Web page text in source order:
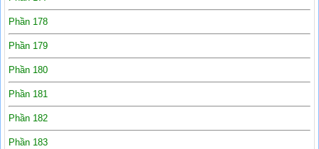
Phần 178
Phần 179
Phần 180
Phần 181
Phần 182
Phần 183